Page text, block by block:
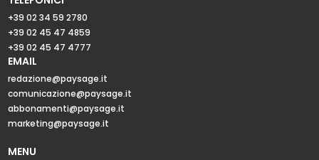
+39 02 34 59 2780
+39 02 45 47 4859
+39 02 45 47 4777
EMAIL
redazione@paysage.it
comunicazione@paysage.it
abbonamenti@paysage.it
marketing@paysage.it
MENU